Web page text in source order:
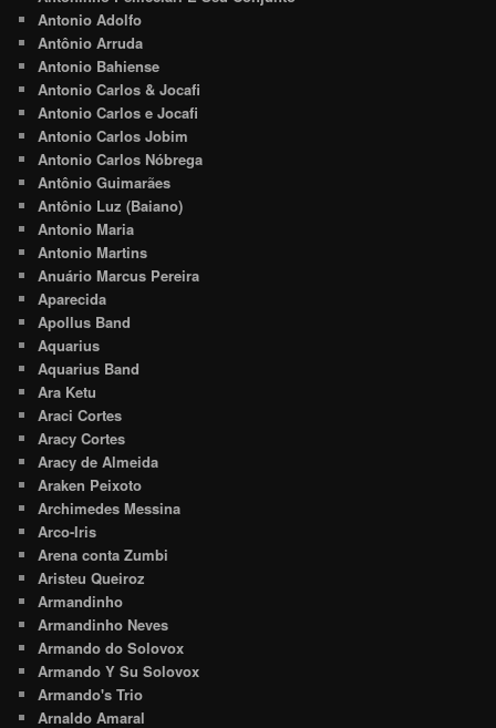
Antonio Adolfo
Antônio Arruda
Antonio Bahiense
Antonio Carlos & Jocafi
Antonio Carlos e Jocafi
Antonio Carlos Jobim
Antonio Carlos Nóbrega
Antônio Guimarães
Antônio Luz (Baiano)
Antonio Maria
Antonio Martins
Anuário Marcus Pereira
Aparecida
Apollus Band
Aquarius
Aquarius Band
Ara Ketu
Araci Cortes
Aracy Cortes
Aracy de Almeida
Araken Peixoto
Archimedes Messina
Arco-Iris
Arena conta Zumbi
Aristeu Queiroz
Armandinho
Armandinho Neves
Armando do Solovox
Armando Y Su Solovox
Armando's Trio
Arnaldo Amaral